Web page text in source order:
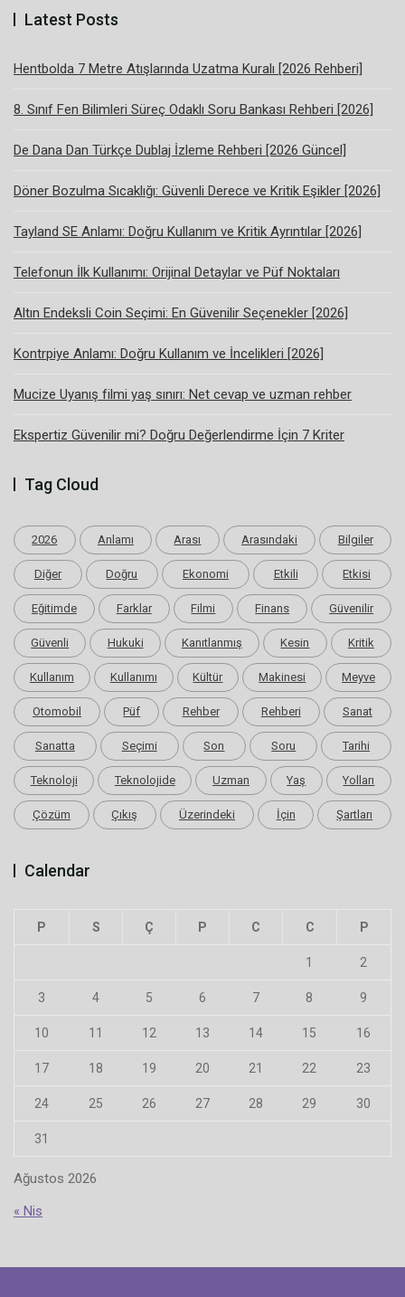
Latest Posts
Hentbolda 7 Metre Atışlarında Uzatma Kuralı [2026 Rehberi]
8. Sınıf Fen Bilimleri Süreç Odaklı Soru Bankası Rehberi [2026]
De Dana Dan Türkçe Dublaj İzleme Rehberi [2026 Güncel]
Döner Bozulma Sıcaklığı: Güvenli Derece ve Kritik Eşikler [2026]
Tayland SE Anlamı: Doğru Kullanım ve Kritik Ayrıntılar [2026]
Telefonun İlk Kullanımı: Orijinal Detaylar ve Püf Noktaları
Altın Endeksli Coin Seçimi: En Güvenilir Seçenekler [2026]
Kontrpiye Anlamı: Doğru Kullanım ve İncelikleri [2026]
Mucize Uyanış filmi yaş sınırı: Net cevap ve uzman rehber
Ekspertiz Güvenilir mi? Doğru Değerlendirme İçin 7 Kriter
Tag Cloud
2026 Anlamı Arası Arasındaki Bilgiler
Diğer Doğru Ekonomi Etkili Etkisi
Eğitimde Farklar Filmi Finans Güvenilir
Güvenli Hukuki Kanıtlanmış Kesin Kritik
Kullanım Kullanımı Kültür Makinesi Meyve
Otomobil Püf Rehber Rehberi Sanat
Sanatta Seçimi Son Soru Tarihi
Teknoloji Teknolojide Uzman Yaş Yolları
Çözüm Çıkış Üzerindeki İçin Şartları
Calendar
Ağustos 2026
P S Ç P C C P
1 2
3 4 5 6 7 8 9
10 11 12 13 14 15 16
17 18 19 20 21 22 23
24 25 26 27 28 29 30
31
« Nis